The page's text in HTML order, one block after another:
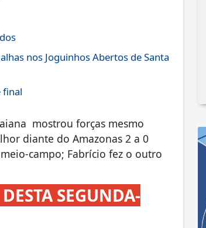
nos Joguinhos Abertos de Santa
final
mostrou forças mesmo
diante do Amazonas 2 a 0
campo; Fabrício fez o outro
SEGUNDA-